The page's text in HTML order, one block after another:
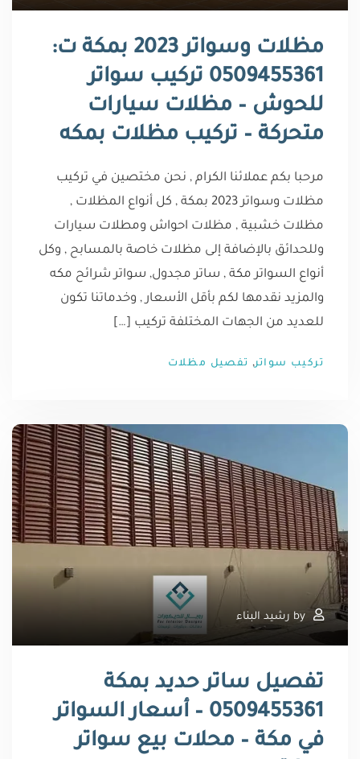
مظلات وسواتر 2023 بمكة ت:
0509455361 تركيب سواتر
للحوش – مظلات سيارات
متحركة – تركيب مظلات بمكه
مرحبا بكم عملائنا الكرام , نحن مختصين في تركيب
مظلات وسواتر 2023 بمكة , كل أنواع المظلات ,
مظلات خشبية , مظلات احواش ومطلات سيارات
وللحدائق بالإضافة إلى مظلات خاصة بالمسابح , وكل
أنواع السواتر مكة , ساتر مجدول, سواتر شرائح مكه
والمزيد نقدمها لكم بأقل الأسعار , وخدماتنا تكون
للعديد من الجهات المختلفة تركيب […]
تركيب سواتر, تفصيل مظلات
by رشيد البناء
تفصيل ساتر حديد بمكة
0509455361 – أسعار السواتر
في مكة – محلات بيع سواتر